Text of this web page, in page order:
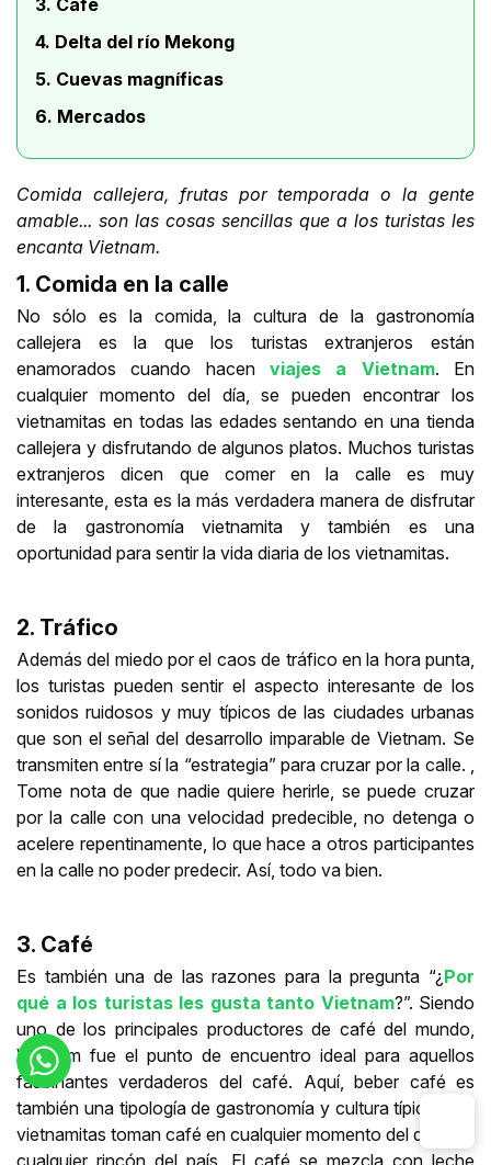
3. Café
4. Delta del río Mekong
5. Cuevas magníficas
6. Mercados
Comida callejera, frutas por temporada o la gente
amable... son las cosas sencillas que a los turistas les
encanta Vietnam.
1. Comida en la calle
No sólo es la comida, la cultura de la gastronomía
callejera es la que los turistas extranjeros están
enamorados cuando hacen viajes a Vietnam. En
cualquier momento del día, se pueden encontrar los
vietnamitas en todas las edades sentando en una tienda
callejera y disfrutando de algunos platos. Muchos turistas
extranjeros dicen que comer en la calle es muy
interesante, esta es la más verdadera manera de disfrutar
de la gastronomía vietnamita y también es una
oportunidad para sentir la vida diaria de los vietnamitas.
2. Tráfico
Además del miedo por el caos de tráfico en la hora punta,
los turistas pueden sentir el aspecto interesante de los
sonidos ruidosos y muy típicos de las ciudades urbanas
que son el señal del desarrollo imparable de Vietnam. Se
transmiten entre sí la “estrategia” para cruzar por la calle. ,
Tome nota de que nadie quiere herirle, se puede cruzar
por la calle con una velocidad predecible, no detenga o
acelere repentinamente, lo que hace a otros participantes
en la calle no poder predecir. Así, todo va bien.
3. Café
Es también una de las razones para la pregunta “¿Por
qué a los turistas les gusta tanto Vietnam?”. Siendo
uno de los principales productores de café del mundo,
Vietnam fue el punto de encuentro ideal para aquellos
fascinantes verdaderos del café. Aquí, beber café es
también una tipología de gastronomía y cultura típica. Los
vietnamitas toman café en cualquier momento del día y en